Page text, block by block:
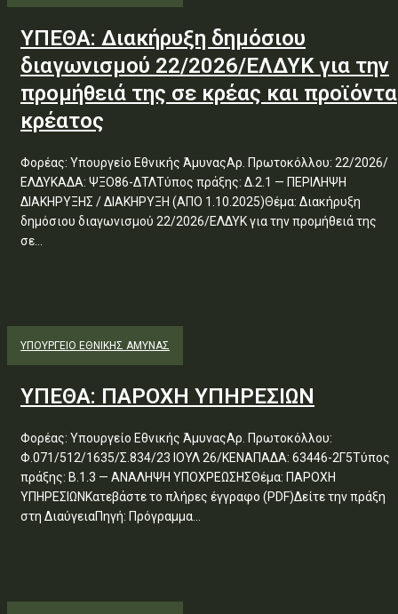
ΥΠΕΘΑ: Διακήρυξη δημόσιου
διαγωνισμού 22/2026/ΕΛΔΥΚ για την
προμήθειά της σε κρέας και προϊόντα
κρέατος
Φορέας: Υπουργείο Εθνικής ΆμυναςΑρ. Πρωτοκόλλου: 22/2026/
ΕΛΔΥΚΑΔΑ: ΨΞΟ86-ΔΤΛΤύπος πράξης: Δ.2.1 — ΠΕΡΙΛΗΨΗ
ΔΙΑΚΗΡΥΞΗΣ / ΔΙΑΚΗΡΥΞΗ (ΑΠΟ 1.10.2025)Θέμα: Διακήρυξη
δημόσιου διαγωνισμού 22/2026/ΕΛΔΥΚ για την προμήθειά της
σε...
ΥΠΟΥΡΓΕΊΟ ΕΘΝΙΚΉΣ ΆΜΥΝΑΣ
ΥΠΕΘΑ: ΠΑΡΟΧΗ ΥΠΗΡΕΣΙΩΝ
Φορέας: Υπουργείο Εθνικής ΆμυναςΑρ. Πρωτοκόλλου:
Φ.071/512/1635/Σ.834/23 ΙΟΥΛ 26/ΚΕΝΑΠΑΔΑ: 63446-2Γ5Τύπος
πράξης: Β.1.3 — ΑΝΑΛΗΨΗ ΥΠΟΧΡΕΩΣΗΣΘέμα: ΠΑΡΟΧΗ
ΥΠΗΡΕΣΙΩΝΚατεβάστε το πλήρες έγγραφο (PDF)Δείτε την πράξη
στη ΔιαύγειαΠηγή: Πρόγραμμα...